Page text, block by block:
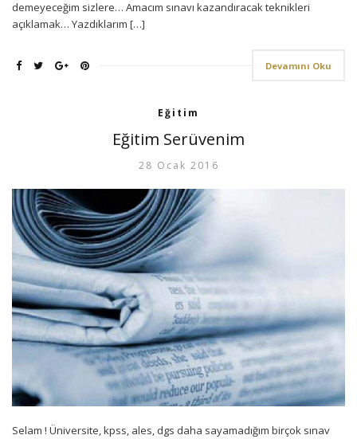
demeyeceğim sizlere… Amacım sınavı kazandıracak teknikleri
açıklamak… Yazdıklarım […]
Devamını Oku
Eğitim
Eğitim Serüvenim
28 Ocak 2016
Selam ! Üniversite, kpss, ales, dgs daha sayamadığım birçok sınav